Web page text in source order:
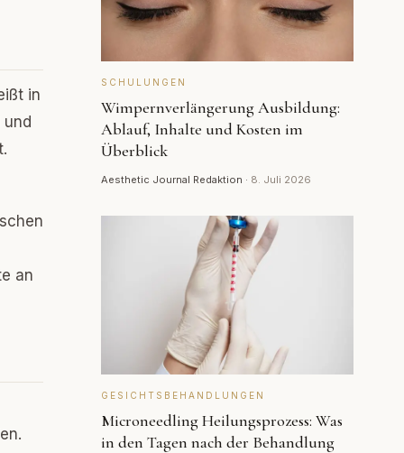
in
an
SCHULUNGEN
Wimpernverlängerung Ausbildung:
Ablauf, Inhalte und Kosten im
Überblick
Aesthetic Journal Redaktion · 8. Juli 2026
GESICHTSBEHANDLUNGEN
Microneedling Heilungsprozess: Was
in den Tagen nach der Behandlung